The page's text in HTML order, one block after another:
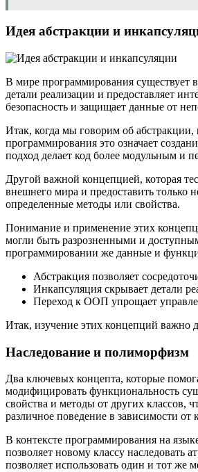
Идея абстракции и
В мире программирования существует
детали реализации и предоставляет
безопасность и защищает данные от
Итак, когда мы говорим об абстракции,
программирования это означает
подход делает код более модульным и
Другой важной концепцией, которая
внешнего мира и предоставить только
определенные методы или свойства.
Понимание и применение этих
могли быть разрозненными и
программировании же данные и
Абстракция позволяет
Инкапсуляция скрывает детали
Переход к ООП упрощает
Итак, изучение этих концепций важно
Наследование и полиморфизм
Два ключевых концепта, которые
модифицировать функциональность
свойства и методы от других классов,
различное поведение в зависимости
В контексте программирования на
позволяет новому классу наследовать
позволяет использовать один и тот же